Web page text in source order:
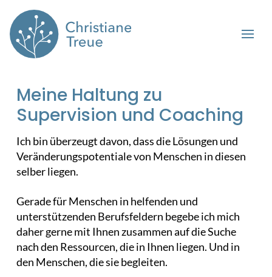
Meine Haltung zu
Supervision und Coaching
Ich bin überzeugt davon, dass die Lösungen und
Veränderungspotentiale von Menschen in diesen
selber liegen.
Gerade für Menschen in helfenden und
unterstützenden Berufsfeldern begebe ich mich
daher gerne mit Ihnen zusammen auf die Suche
nach den Ressourcen, die in Ihnen liegen. Und in
den Menschen, die sie begleiten.